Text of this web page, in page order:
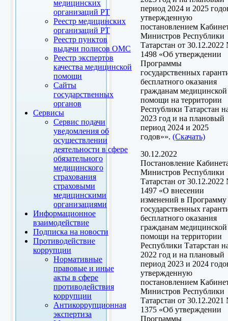
медицинских
организаций РТ
Реестр медицинских
организаций РТ
Реестр пунктов
выдачи полисов ОМС
Реестр экспертов
качества медицинской
помощи
Сайты
государственных
органов
Сервисы
Сервис подачи
уведомления об
осуществлении
деятельности в сфере
обязательного
медицинского
страхования
страховыми
медицинскими
организациями
Информационное
взаимодействие
Подписка на новости
Противодействие
коррупции
Нормативные
правовые и иные
акты в сфере
противодействия
коррупции
Антикоррупционная
экспертиза
период 2024 и 2025
утвержденную
постановлением
Министров Республики
Татарстан от
1498 «Об утверждении
Программы
государственных
бесплатного оказания
гражданам медицинской
помощи на территории
Республики Татарстан
2023 год и на плановый
период 2024 и 2025
годов»». (Скачать)
30.12.2022
Постановление
Министров Республики
Татарстан от
1497 «О внесении
изменений в Программу
государственных
бесплатного оказания
гражданам медицинской
помощи на территории
Республики Татарстан
2022 год и на плановый
период 2023 и 2024
утвержденную
постановлением
Министров Республики
Татарстан от
1375 «Об утверждении
Программы